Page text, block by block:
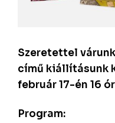
Szeretettel
című kiállításunk
február 17-én 16
Program: